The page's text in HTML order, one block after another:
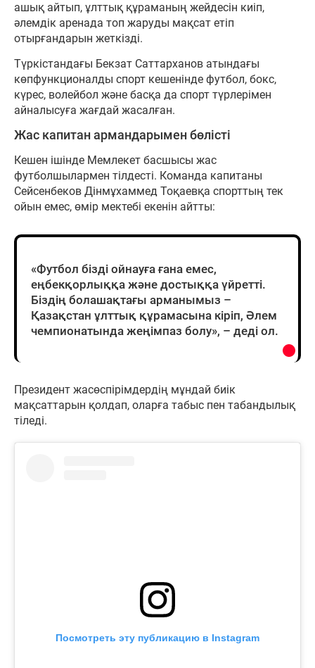
ашық айтып, ұлттық құраманың жейдесін киіп,
әлемдік аренада топ жаруды мақсат етіп
отырғандарын жеткізді.
Түркістандағы Бекзат Саттарханов атындағы
көпфункционалды спорт кешенінде футбол, бокс,
күрес, волейбол және басқа да спорт түрлерімен
айналысуға жағдай жасалған.
Жас капитан армандарымен бөлісті
Кешен ішінде Мемлекет басшысы жас
футболшылармен тілдесті. Команда капитаны
Сейсенбеков Дінмұхаммед Тоқаевқа спорттың тек
ойын емес, өмір мектебі екенін айтты:
«Футбол бізді ойнауға ғана емес,
еңбекқорлыққа және достыққа үйретті.
Біздің болашақтағы арманымыз –
Қазақстан ұлттық құрамасына кіріп, Әлем
чемпионатында жеңімпаз болу», – деді ол.
Президент жасөспірімдердің мұндай биік
мақсаттарын қолдап, оларға табыс пен табандылық
тіледі.
Посмотреть эту публикацию в Instagram